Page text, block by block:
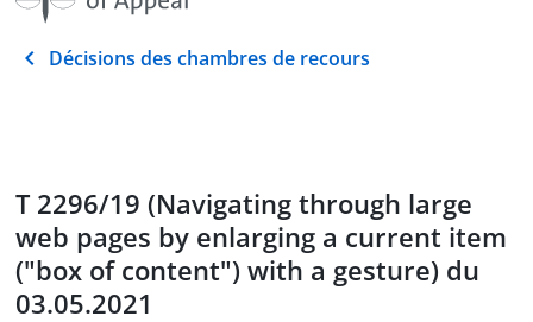
Décisions des chambres de recours
T 2296/19 (Navigating through large
web pages by enlarging a current item
("box of content") with a gesture) du
03.05.2021